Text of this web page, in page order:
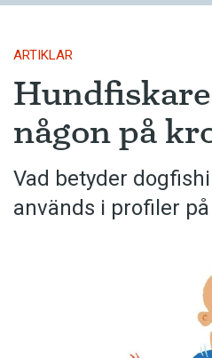
ARTIKLAR
någon på
Vad betyder
används i profiler